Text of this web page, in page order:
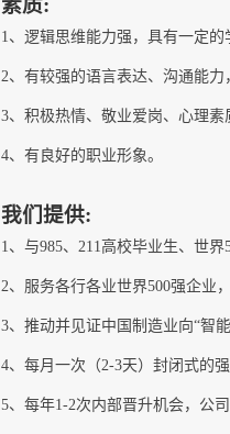
素质:
1、逻辑思维能力强，具有一定
2、有较强的语言表达、沟通能
3、积极热情、敬业爱岗、心理
4、有良好的职业形象。
我们提供:
1、与985、211高校毕业生、世
2、服务各行各业世界500强企业
3、推动并见证中国制造业向“智
4、每月一次（2-3天）封闭式的
5、每年1-2次内部晋升机会，公